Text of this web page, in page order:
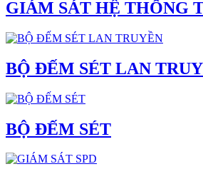
GIÁM SÁT HỆ THỐNG
BỘ ĐẾM SÉT LAN
BỘ ĐẾM SÉT